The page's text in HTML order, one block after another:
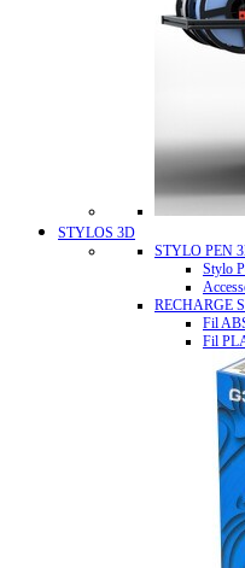
STYLOS 3D
STYLO PEN
Stylo
RECHARGE
Fil
Fil